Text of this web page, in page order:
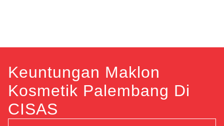
Keuntungan Maklon
Kosmetik Palembang Di
CISAS